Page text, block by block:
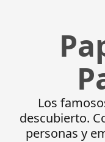
Los
descubierto.
personas y